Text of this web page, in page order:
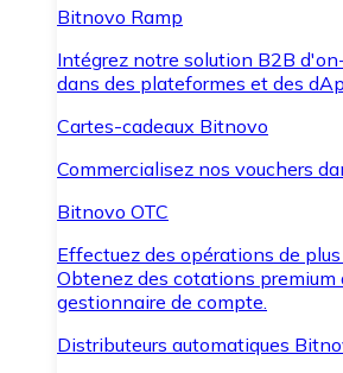
Bitnovo Ramp
Intégrez notre solution B2B
dans des plateformes et des
Cartes-cadeaux Bitnovo
Commercialisez nos vouchers
Bitnovo OTC
Effectuez des opérations de
Obtenez des cotations premium
gestionnaire de compte.
Distributeurs automatiques